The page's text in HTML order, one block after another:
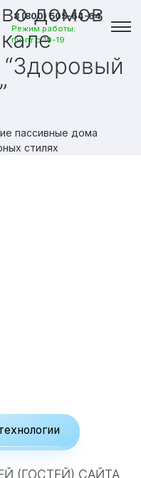
8 (800) 505-64-64
Режим работы:
пн-пт с 10-19
дома
домов
пассивные дома
стилях
(ГОСТЕЙ) САЙТА